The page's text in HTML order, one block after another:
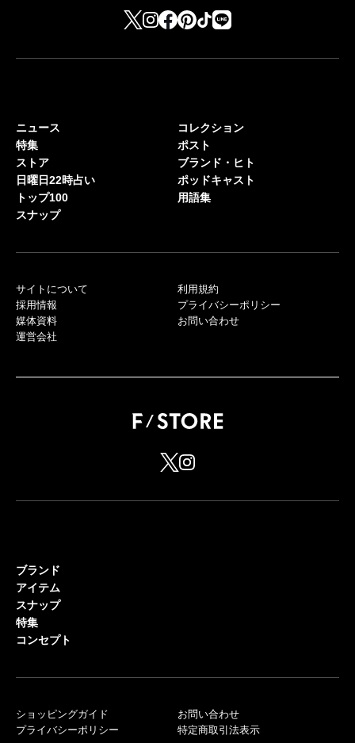
ニュース
特集
ストア
日曜日22時占い
トップ100
スナップ
コレクション
ポスト
ブランド・ヒト
ポッドキャスト
用語集
サイトについて
採用情報
媒体資料
運営会社
利用規約
プライバシーポリシー
お問い合わせ
ブランド
アイテム
スナップ
特集
コンセプト
ショッピングガイド
プライバシーポリシー
お問い合わせ
特定商取引法表示